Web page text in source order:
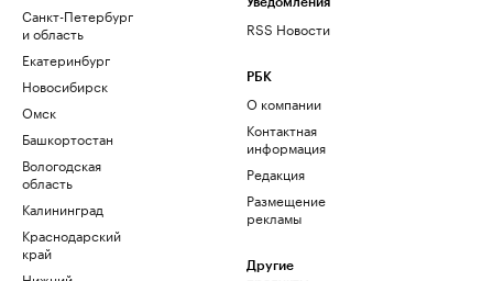
Санкт-Петербург
и область
Екатеринбург
Новосибирск
Омск
Башкортостан
Вологодская
область
Калининград
Краснодарский
край
RSS Новости
РБК
О компании
Контактная
информация
Редакция
Размещение
рекламы
Другие